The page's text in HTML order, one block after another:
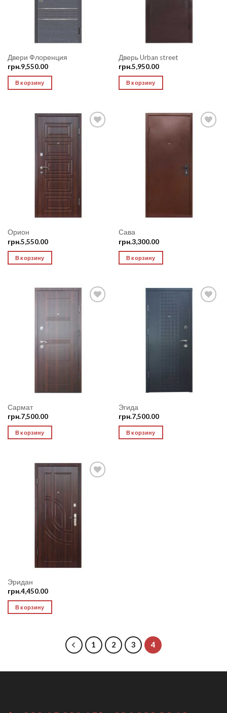
Двери Флоренция
грн.9,550.00
В корзину
Дверь Urban street
грн.5,950.00
В корзину
Орион
грн.5,550.00
В корзину
Сава
грн.3,300.00
В корзину
Сармат
грн.7,500.00
В корзину
Эгида
грн.7,500.00
В корзину
Эридан
грн.4,450.00
В корзину
1 2 3 4